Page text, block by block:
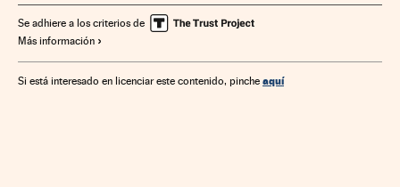
Se adhiere a los criterios de
Más información
Si está interesado en licenciar este contenido, pinche aquí